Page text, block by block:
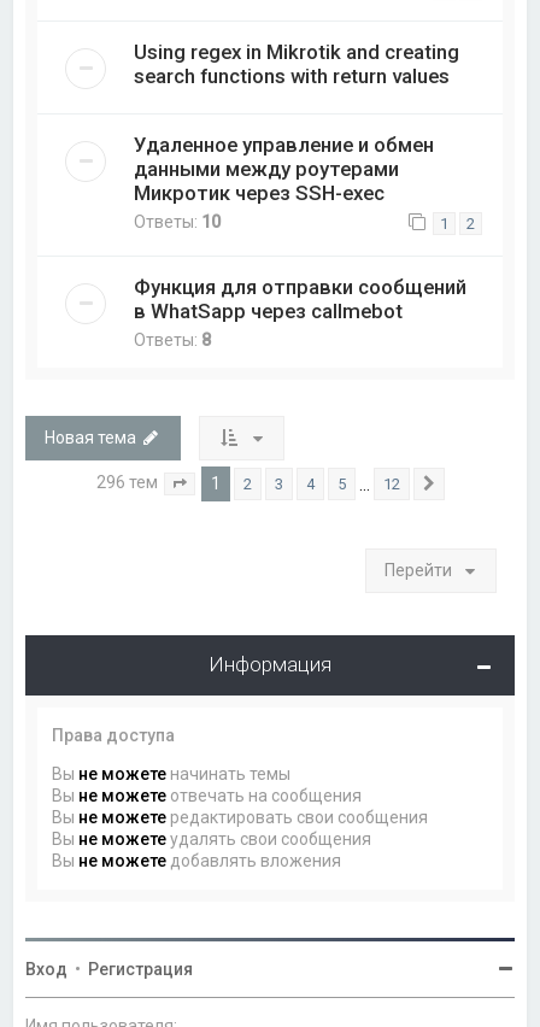
Using regex in Mikrotik and creating
search functions with return values
Удаленное управление и обмен
данными между роутерами
Микротик через SSH-exec
Ответы: 10 1 2
Функция для отправки сообщений
в WhatSapp через callmebot
Ответы: 8
Новая тема
296 тем Страница из 12
1 2 3 4 5 12
Перейти
Информация
Права доступа
Вы не можете начинать темы
Вы не можете отвечать на сообщения
Вы не можете редактировать свои сообщения
Вы не можетеудалять свои сообщения
Вы не можете добавлять вложения
Вход • Регистрация